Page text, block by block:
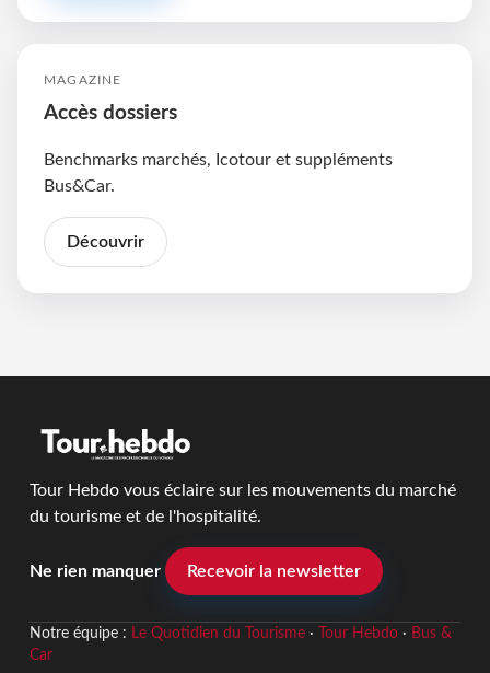
MAGAZINE
Accès dossiers
Benchmarks marchés, Icotour et suppléments
Bus&Car.
Découvrir
Tour Hebdo vous éclaire sur les mouvements du marché
du tourisme et de l'hospitalité.
Ne rien manquer Recevoir la newsletter
Notre équipe : Le Quotidien du Tourisme· Tour Hebdo· Bus &
Car